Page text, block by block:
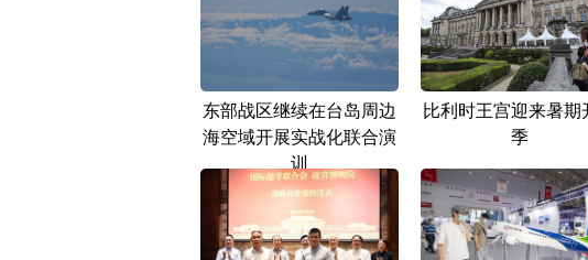
东部战区继续在台岛周边
海空域开展实战化联合演
训
比利时王宫迎来暑期
季